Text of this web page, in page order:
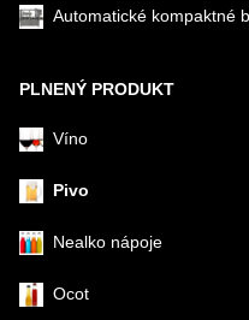
Automatické kompaktné
PLNENÝ PRODUKT
Víno
Pivo
Nealko nápoje
Ocot